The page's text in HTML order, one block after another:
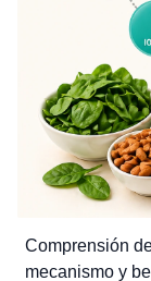
Comprensión
mecanismo y